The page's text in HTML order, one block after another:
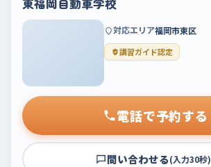
対応エリア福岡市東区
講習ガイド認定
電話で予約する
問い合わせる(入力30秒)